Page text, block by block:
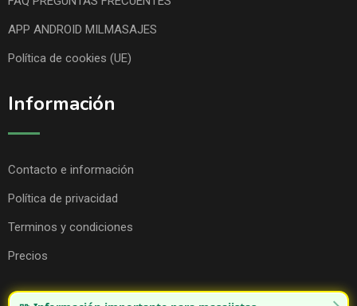
APP ANDROID MILMASAJES
Política de cookies (UE)
Información
Contacto e información
Política de privacidad
Terminos y condiciones
Precios